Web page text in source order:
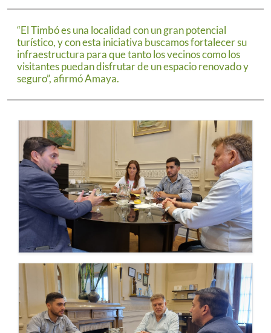
“El Timbó es una localidad con un gran potencial
turístico, y con esta iniciativa buscamos fortalecer su
infraestructura para que tanto los vecinos como los
visitantes puedan disfrutar de un espacio renovado y
seguro”, afirmó Amaya.